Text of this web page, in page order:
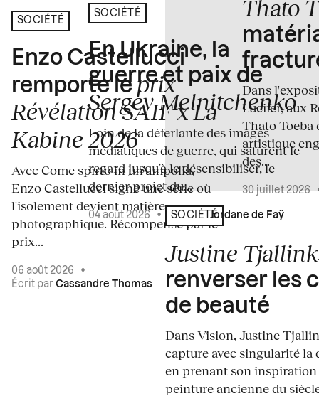
SOCIÉTÉ
Enzo Castellucci
remporte le prix
Révélation SAIF x La
Kabine 2026
Avec Come spirto in un'ampolla,
Enzo Castellucci signe une série où
l'isolement devient matière
photographique. Récompensé par le
prix...
06 août 2026
•
Écrit par Cassandre Thomas
SOCIÉTÉ
En Ukraine, la
guerre et paix de
Sergey Melnitchenko
Loin de la déferlante des images
médiatiques de guerre, qui saturent le
regard jusqu’à le désensibiliser, le
dernier projet du...
04 août 2026 • Écrit par Jordane de Faÿ
SOCIÉTÉ
Justine
renverser les
de beauté
Dans Vision, Justine
capture avec singularité la
en prenant son inspiration
peinture ancienne du
Thato
Dans
Lucifer, aux
Thato Toeba
artistique
des...
30 juillet 2026